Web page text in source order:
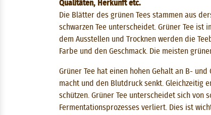
Qualitäten, Herkunft etc.
Die Blätter des grünen Tees stammen aus
schwarzen Tee unterscheidet. Grüner Tee ist
dem Ausstellen und Trocknen werden die
Farbe und den Geschmack. Die meisten
Grüner Tee hat einen hohen Gehalt an B-
macht und den Blutdruck senkt. Gleichzeitig
schützen. Grüner Tee unterscheidet sich von
Fermentationsprozesses verliert. Dies ist